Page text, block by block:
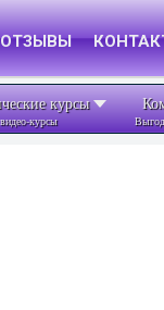
ОТЗЫВЫ
курсы
курсы